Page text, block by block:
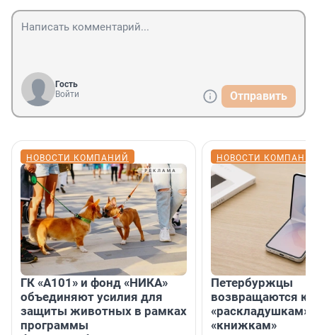
Гость
Войти
Отправить
НОВОСТИ КОМПАНИЙ
ГК «А101» и фонд «НИКА»
объединяют усилия для
защиты животных в рамках
программы
НОВОСТИ
Петербуржцы
возвращаются к
«раскладушкам»
«книжкам»